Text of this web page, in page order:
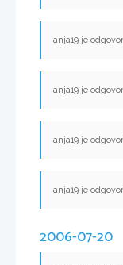
anja19 je
anja19 je
anja19 je
anja19 je
2006-07-20